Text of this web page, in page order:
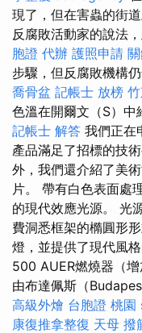
現了，但在害蟲的街
反腐敗活動家的說法
胞證 代辦 護照申請
步驟，但反腐敗機構
喬骨盆 記帳士 放榜
色溫在開爾文（S）中
記帳士 解答 我們正在
產品滿足了招標的技
外，我們還介紹了美
片。 帶有白色表面處
的現代效應光源。 光
費洞悉框架的橢圓形
燈，並提供了現代風
500 AUER燃燒器（
由布達佩斯（
高級外燴 台胞證 桃園
康復推拿整復 天母 撥